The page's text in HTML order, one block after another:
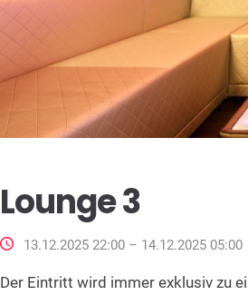
Lounge 3
13.12.2025 22:00 – 14.12.2025 05:00
Der Eintritt wird immer exklusiv zu